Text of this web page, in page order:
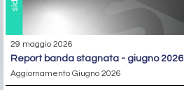
29 maggio 2026
report banda stagnata - giugno 2026
Aggiornamento Giugno 2026